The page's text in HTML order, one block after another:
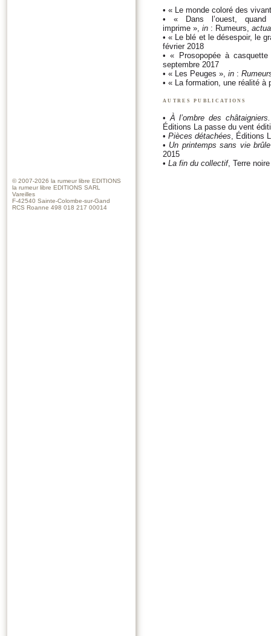
• « Le monde coloré des
• « Dans l’ouest,
imprime », in : Rumeurs,
• « Le blé et le désespoir, le
février 2018
• « Prosopopée à
septembre 2017
• « Les Peuges », in :
• « La formation, une réalité à
autres publications
• À l’ombre des
Éditions La passe du vent
• Pièces détachées , Éditions
• Un printemps sans vie
2015
• La fin du collectif, Terre
© 2007-2026 la rumeur libre EDITIONS
la rumeur libre EDITIONS SARL
Vareilles
F-42540 Sainte-Colombe-sur-Gand
RCS Roanne 498 018 217 00014